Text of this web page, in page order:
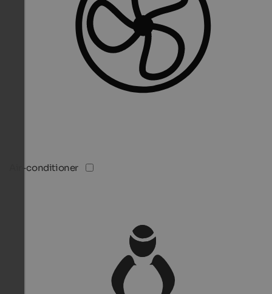
Air-conditioner